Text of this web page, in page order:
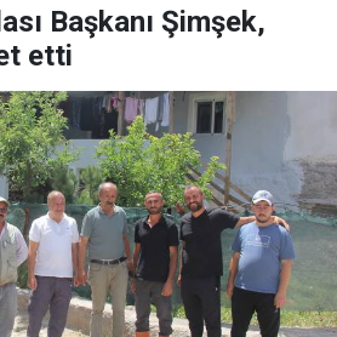
Başkanı Şimşek,
etti